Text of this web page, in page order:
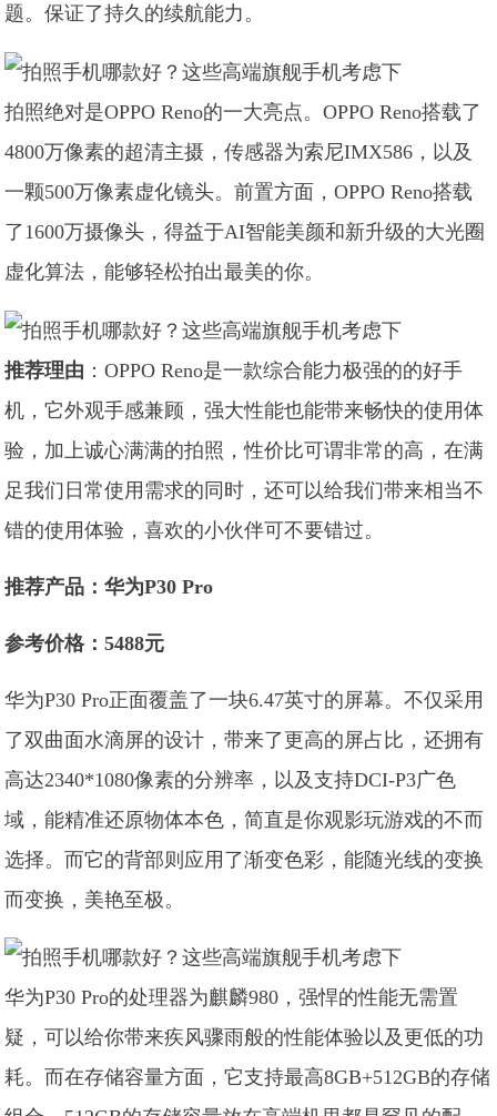
题。保证了持久的续航能力。
拍照绝对是OPPO Reno的一大亮点。OPPO Reno搭载了
4800万像素的超清主摄，传感器为索尼IMX586，以及
一颗500万像素虚化镜头。前置方面，OPPO Reno搭载
了1600万摄像头，得益于AI智能美颜和新升级的大光圈
虚化算法，能够轻松拍出最美的你。
推荐理由 ：OPPO Reno是一款综合能力极强的的好手
机，它外观手感兼顾，强大性能也能带来畅快的使用体
验，加上诚心满满的拍照，性价比可谓非常的高，在满
足我们日常使用需求的同时，还可以给我们带来相当不
错的使用体验，喜欢的小伙伴可不要错过。
推荐产品：华为P30 Pro
参考价格：5488元
华为P30 Pro正面覆盖了一块6.47英寸的屏幕。不仅采用
了双曲面水滴屏的设计，带来了更高的屏占比，还拥有
高达2340*1080像素的分辨率，以及支持DCI-P3广色
域，能精准还原物体本色，简直是你观影玩游戏的不而
选择。而它的背部则应用了渐变色彩，能随光线的变换
而变换，美艳至极。
华为P30 Pro的处理器为麒麟980，强悍的性能无需置
疑，可以给你带来疾风骤雨般的性能体验以及更低的功
耗。而在存储容量方面，它支持最高8GB+512GB的存储